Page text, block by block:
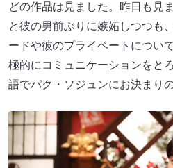
どの作品は見ました。昨日も見
と彼の男前ぶりに嫉妬しつつも
ードや彼のプライベートについ
極的にコミュニケーションをと
語でパク・ソジュンにお決まり